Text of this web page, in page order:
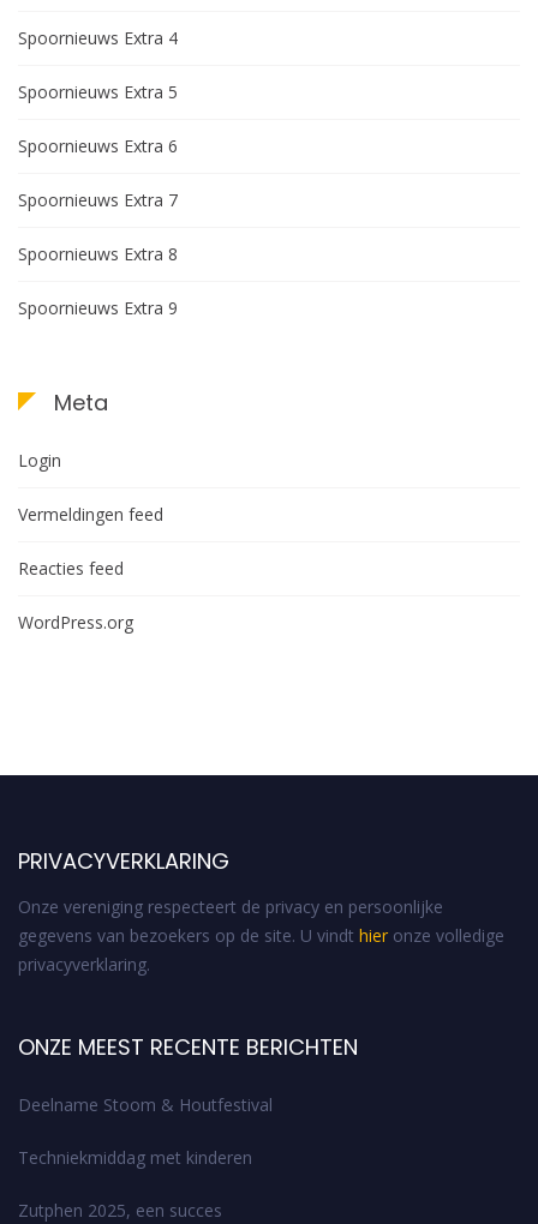
Spoornieuws Extra 4
Spoornieuws Extra 5
Spoornieuws Extra 6
Spoornieuws Extra 7
Spoornieuws Extra 8
Spoornieuws Extra 9
Meta
Login
Vermeldingen feed
Reacties feed
WordPress.org
PRIVACYVERKLARING
Onze vereniging respecteert de privacy en persoonlijke
gegevens van bezoekers op de site. U vindt hier onze volledige
privacyverklaring.
ONZE MEEST RECENTE BERICHTEN
Deelname Stoom & Houtfestival
Techniekmiddag met kinderen
Zutphen 2025, een succes